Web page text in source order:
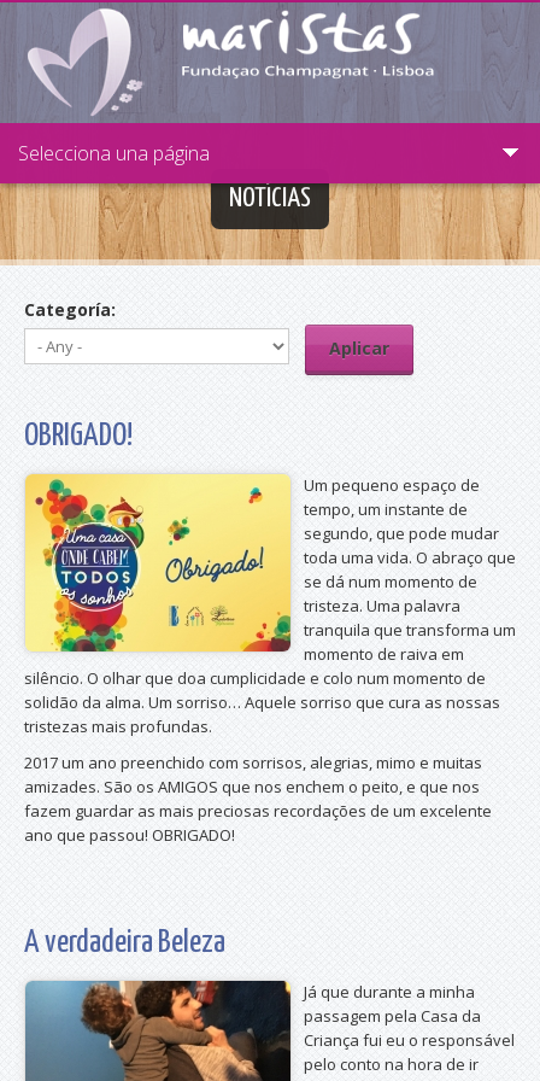
Passar para o conteúdo principal
Selecciona una página
NOTÍCIAS
Categoría:
OBRIGADO!
Um pequeno espaço de
tempo, um instante de
segundo, que pode mudar
toda uma vida. O abraço que
se dá num momento de
tristeza. Uma palavra
tranquila que transforma um
momento de raiva em
silêncio. O olhar que doa cumplicidade e colo num momento de
solidão da alma. Um sorriso… Aquele sorriso que cura as nossas
tristezas mais profundas.
2017 um ano preenchido com sorrisos, alegrias, mimo e muitas
amizades. São os AMIGOS que nos enchem o peito, e que nos
fazem guardar as mais preciosas recordações de um excelente
ano que passou! OBRIGADO!
A verdadeira Beleza
Já que durante a minha
passagem pela Casa da
Criança fui eu o responsável
pelo conto na hora de ir